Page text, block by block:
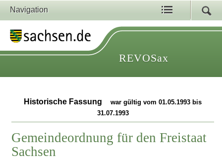
Navigation
REVOSax
Historische Fassung
war gültig vom 01.05.1993 bis
31.07.1993
Gemeindeordnung für den Freistaat
Sachsen